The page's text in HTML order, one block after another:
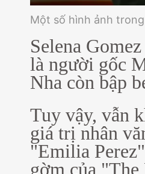
Một số hình ảnh
Selena
là người gốc
Nha còn bập
Tuy vậy, vẫn
giá trị nhân
"Emilia
gờm của "The